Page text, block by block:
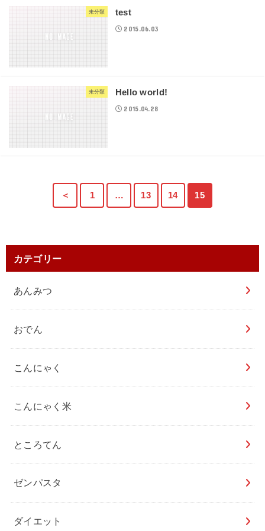
未分類 test
2015.06.03
未分類 Hello world!
2015.04.28
＜ 1 … 13 14 15
カテゴリー
あんみつ
おでん
こんにゃく
こんにゃく米
ところてん
ゼンパスタ
ダイエット